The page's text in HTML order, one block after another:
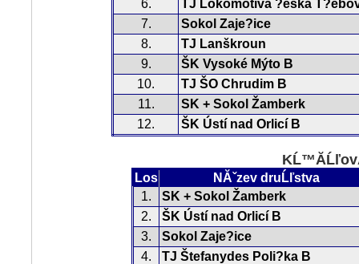
6.
TJ Lokomotiva ?eská
7.
Sokol Zaje?ice
8.
TJ Lanškroun
9.
ŠK Vysoké Mýto B
10.
TJ ŠO Chrudim B
11.
SK + Sokol Žamberk
12.
ŠK Ústí nad Orlicí B
Los
NĂˇzev druĹľstva
1.
SK + Sokol Žamberk
2.
ŠK Ústí nad Orlicí B
3.
Sokol Zaje?ice
4.
TJ Štefanydes Poli?ka B